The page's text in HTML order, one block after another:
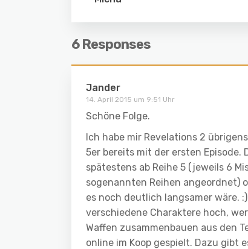
6 Responses
Jander
14. April 2015 um 9:51 Uhr
Schöne Folge.
Ich habe mir Revelations 2
5er bereits mit der ersten
spätestens ab Reihe 5 (jeweils 6
sogenannten Reihen angeordnet)
es noch deutlich langsamer wäre.
verschiedene Charaktere hoch,
Waffen zusammenbauen aus den
online im Koop gespielt. Dazu gibt